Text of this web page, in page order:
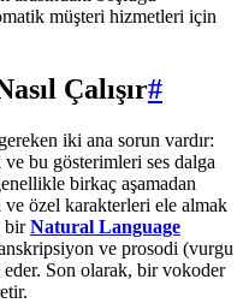
müşteri hizmetleri için
Çalışır#
iki ana sorun vardır:
bu gösterimleri ses dalga
birkaç aşamadan
ve özel karakterleri ele almak
birNatural Language
ve prosodi (vurgu
eder. Son olarak, bir vokoder